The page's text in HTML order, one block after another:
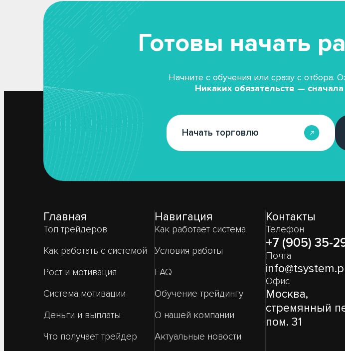
Готовы начать
Начните с обучения или сразу с отбора.
Никаких обязательств —
Начать торговлю
Главная
Топ трейдеров
Как работать с системой
Рост и мотивация
Система мотивации
Деньги и выплаты
Что получает трейдер
Навигация
Как работает система
Условия работы
FAQ
Обучение трейдингу
О нашей компании
Актуальные новости
Контакты
Телефон
+7 (905) 35-
Почта
Офис
Москва,
стремянный
пом. 31